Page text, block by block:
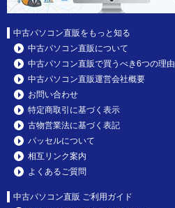
中古パソコン直販をもっと知る
中古パソコン直販について
中古パソコン直販で買うべき6つの理由
中古パソコン直販運営会社概要
お問い合わせ
特定商取引に基づく表示
古物営業法に基づく表記
パッセルについて
相互リンク案内
よくあるご質問
中古パソコン直販 ご利用ガイド